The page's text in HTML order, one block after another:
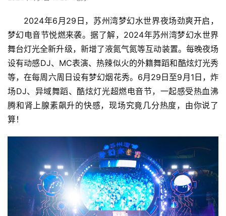
2024年6月29日，苏州湾梦幻水世界夜场劲爽开启，
梦幻电音节悦燃来袭。据了解，2024年苏州湾梦幻水世界
舞台灯光全新升级，新增了液氮气氮等互动装置。每晚夜场
设有动感DJ、MC表演、热辣似火的外籍舞蹈和酷炫灯光秀
等，在每周六周日设有梦幻烟花秀。6月29日至9月1日，炸
场DJ、异域舞蹈、酷炫灯光超燃电音节，一起感受热血沸
腾和肾上腺素飙升的快感，现场究竟几分热度，由你说了
算！